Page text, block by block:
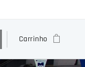
Carrinho